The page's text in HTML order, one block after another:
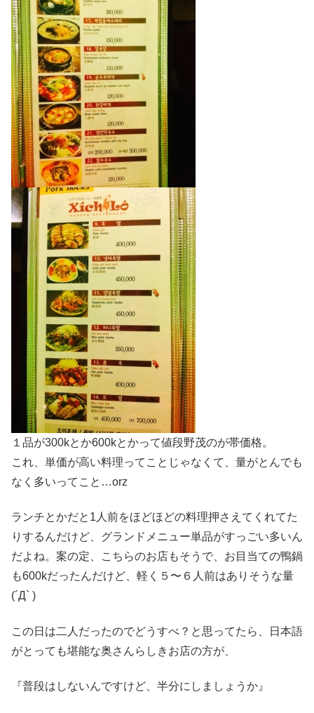
１品が300kとか600kとかって値段野茂のが帯価格。
これ、単価が高い料理ってことじゃなくて、量がとんでも
なく多いってこと…orz
ランチとかだと1人前をほどほどの料理押さえてくれてた
りするんだけど、グランドメニュー単品がすっごい多いん
だよね。案の定、こちらのお店もそうで、お目当ての鴨鍋
も600kだったんだけど、軽く５〜６人前はありそうな量
(´Д` )
この日は二人だったのでどうすべ？と思ってたら、日本語
がとっても堪能な奥さんらしきお店の方が、
『普段はしないんですけど、半分にしましょうか』